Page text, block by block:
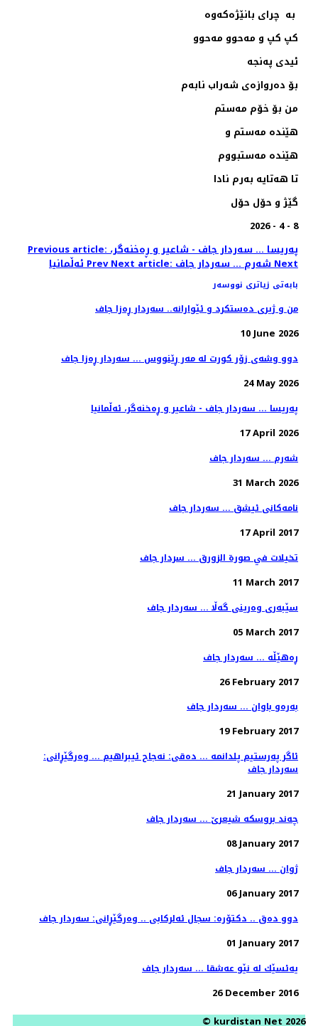
بە چرای بانێژەکەوە
کپ کپ و مەحوو مەحوو
ئيدی پەنجە
بۆ دەروازەی شەراب نابەم
من بۆ خۆم مەستم
هێندە مەستم و
هێندە مەستبووم
تا هەتايە بەرم نادا
گێژ و حۆل حۆل
8 - 4 - 2026
Previous article: پەریسا ... سەردار جاف - شاعير و ڕەخنەگر،
ئەڵمانياPrev Next article: شەرم ... سەردار جافNext
بابەتی زیاتری نووسەر
من و ژيری دەستکرد و ئێوارانە.. سەردار ڕەزا جاف
10 June 2026
دوو وشەی زۆر کورت لە مەر ڕێنووس ... سەردار ڕەزا جاف
24 May 2026
پەریسا ... سەردار جاف - شاعير و ڕەخنەگر، ئەڵمانيا
17 April 2026
شەرم ... سەردار جاف
31 March 2026
نامه‌كانی ئیشق ... سه‌ردار جاف
17 April 2017
تخيلات في صورة الزورق ... سردار جاف
11 March 2017
سێبه‌ری وه‌رینی گه‌ڵا ... سه‌ردار جاف
05 March 2017
ڕه‌هێڵه‌ ... سه‌ردار جاف
26 February 2017
به‌ره‌و باوان ... سه‌ردار جاف
19 February 2017
ئاگر په‌رستیم پلدانمه‌ ... ده‌قی: نه‌جاح ئیبراهیم ... وه‌رگێڕانی:
سه‌ردار جاف
21 January 2017
چه‌ند بروسكه‌ شیعرێ ... سه‌ردار جاف
08 January 2017
ژوان ... سەردار جاف
06 January 2017
دوو ده‌ق .. دكتۆره‌: سجال ئه‌لركابی .. وه‌رگێڕانی: سه‌ردار جاف
01 January 2017
یه‌ئسێك له‌ نێو عه‌شقا ... سه‌ردار جاف
26 December 2016
© kurdistan Net 2026